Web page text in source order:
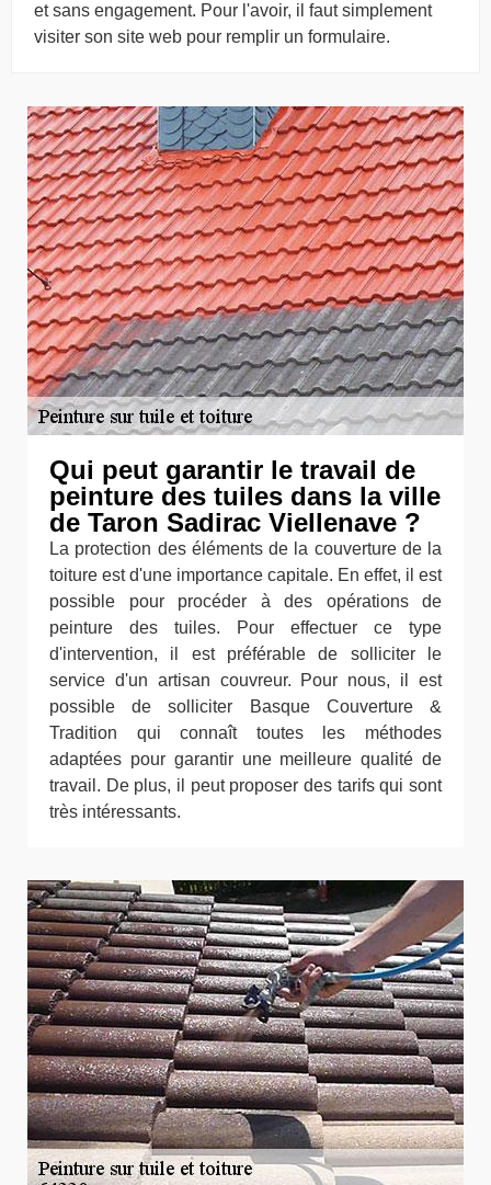
et sans engagement. Pour l'avoir, il faut simplement
visiter son site web pour remplir un formulaire.
Qui peut garantir le travail de
peinture des tuiles dans la ville
de Taron Sadirac Viellenave ?
La protection des éléments de la couverture de la
toiture est d'une importance capitale. En effet, il est
possible pour procéder à des opérations de
peinture des tuiles. Pour effectuer ce type
d'intervention, il est préférable de solliciter le
service d'un artisan couvreur. Pour nous, il est
possible de solliciter Basque Couverture &
Tradition qui connaît toutes les méthodes
adaptées pour garantir une meilleure qualité de
travail. De plus, il peut proposer des tarifs qui sont
très intéressants.